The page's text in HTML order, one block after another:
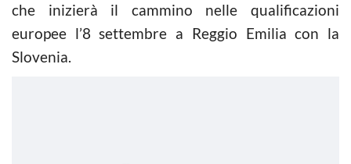
che inizierà il cammino nelle qualificazioni
europee l’8 settembre a Reggio Emilia con la
Slovenia.